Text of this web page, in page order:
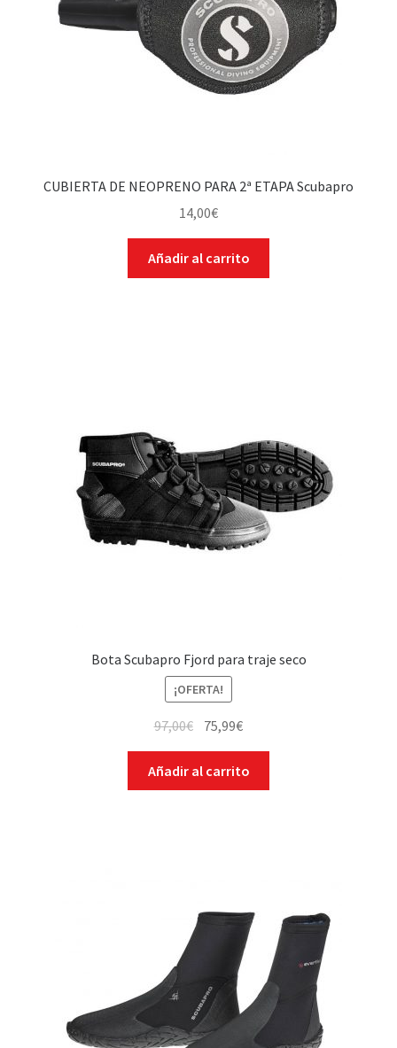
CUBIERTA DE NEOPRENO PARA 2ª ETAPA Scubapro
14,00€
Añadir al carrito
Bota Scubapro Fjord para traje seco
¡OFERTA!
97,00€ 75,99€
Añadir al carrito